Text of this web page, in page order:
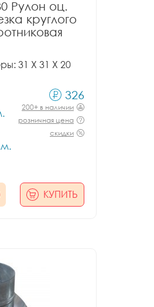
Рулон оц.
круглого
31 X 31 X 20
326
200+ в наличии
розничная цена
скидки
КУПИТЬ